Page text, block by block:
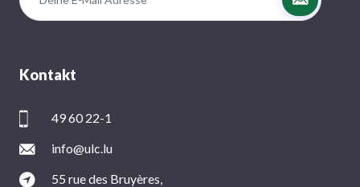
Kontakt
49 60 22-1
info@ulc.lu
55 rue des Bruyères,